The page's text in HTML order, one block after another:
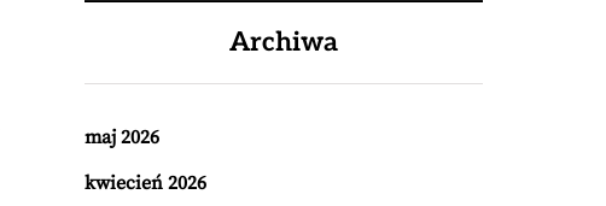
Archiwa
maj 2026
kwiecień 2026